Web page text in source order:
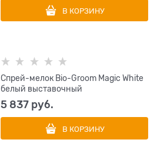
В КОРЗИНУ
Спрей-мелок Bio-Groom Magic White
белый выставочный
5 837 руб.
В КОРЗИНУ